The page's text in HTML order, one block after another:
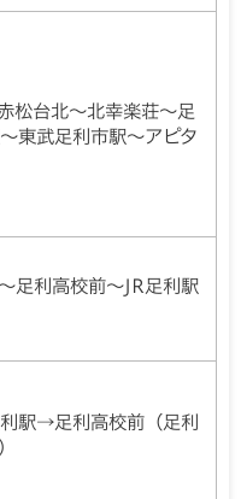
松台北～北幸楽荘～足
東武足利市駅～アピタ
足利高校前～JR足利駅
駅→足利高校前（足利